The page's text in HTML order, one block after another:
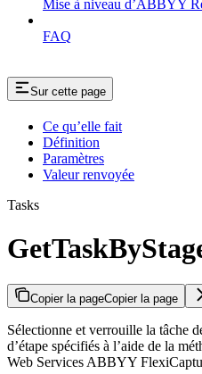
Mise à niveau d’ABBYY
FAQ
Sur cette page
Ce qu’elle fait
Définition
Paramètres
Valeur renvoyée
Tasks
Copier la pageCopier la page
Sélectionne et verrouille la tâche
d’étape spécifiés à l’aide de la
Web Services ABBYY